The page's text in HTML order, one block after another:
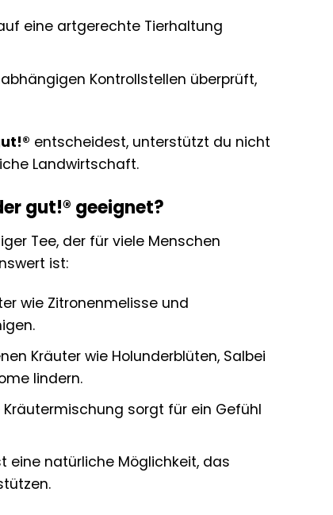
eine artgerechte Tierhaltung
Kontrollstellen überprüft,
entscheidest, unterstützt du nicht
Landwirtschaft.
gut!® geeignet?
Tee, der für viele Menschen
ist:
wie Zitronenmelisse und
Kräuter wie Holunderblüten, Salbei
lindern.
sorgt für ein Gefühl
eine natürliche Möglichkeit, das